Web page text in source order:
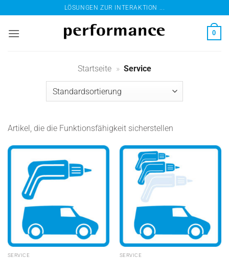
Inhalt
springen
LÖSUNGEN ZUR INTERAKTION ...
0
Startseite » Service
Artikel, die die Funktionsfähigkeit sicherstellen
SERVICE SERVICE